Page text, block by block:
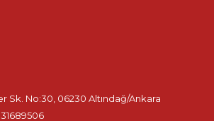
Sk. No:30, 06230 Altındağ/Ankara